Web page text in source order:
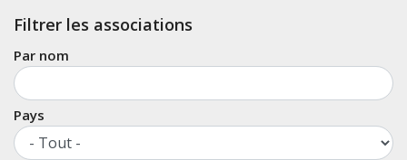
Filtrer les associations
Par nom
Pays